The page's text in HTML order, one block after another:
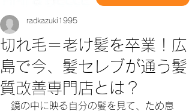
切れ毛＝老け髪を卒業！広
島で今、髪セレブが通う髪
質改善専門店とは？
radkazuki1995
鏡の中に映る自分の髪を見て、ため息